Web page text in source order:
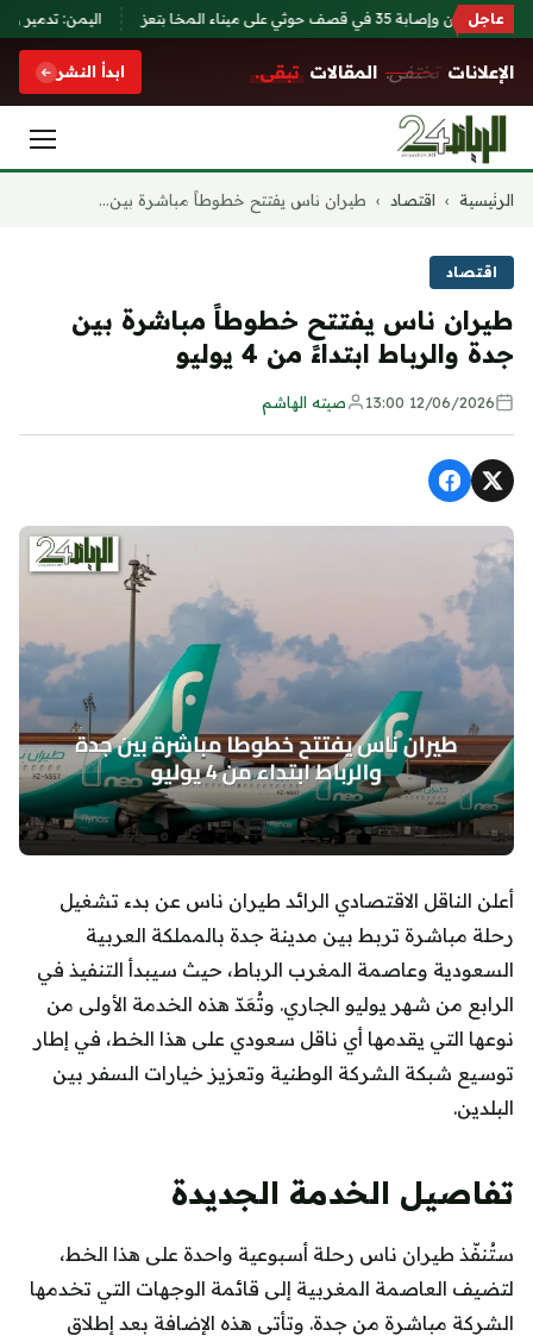
عاجل اليمن: تدمير زورق
الإعلانات تختفي. المقالات تبقى. ابدأ النشر
التجاوز
الرئيسية › اقتصاد › طيران ناس يفتتح خطوطاً مباشرة بين...
اقتصاد
طيران ناس يفتتح خطوطاً مباشرة بين
جدة والرباط ابتداءً من 4 يوليو
12/06/2026 13:00 صيته الهاشم
أعلن الناقل الاقتصادي الرائد طيران ناس عن بدء تشغيل
رحلة مباشرة تربط بين مدينة جدة بالمملكة العربية
السعودية وعاصمة المغرب الرباط، حيث سيبدأ التنفيذ في
الرابع من شهر يوليو الجاري. وتُعَدّ هذه الخدمة الأولى من
نوعها التي يقدمها أي ناقل سعودي على هذا الخط، في إطار
توسيع شبكة الشركة الوطنية وتعزيز خيارات السفر بين
البلدين.
تفاصيل الخدمة الجديدة
ستُنفّذ طيران ناس رحلة أسبوعية واحدة على هذا الخط،
لتضيف العاصمة المغربية إلى قائمة الوجهات التي تخدمها
الشركة مباشرة من جدة. وتأتي هذه الإضافة بعد إطلاق